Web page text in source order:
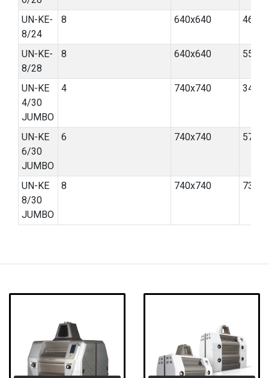
UN-KE-
8/24
8 640x640 46,6-
UN-KE-
8/28
8 640x640 55,9-
UN-KE
4/30
JUMBO
4 740x740 34,4 -
UN-KE
6/30
JUMBO
6 740x740 57-62
UN-KE
8/30
JUMBO
8 740x740 73,0-